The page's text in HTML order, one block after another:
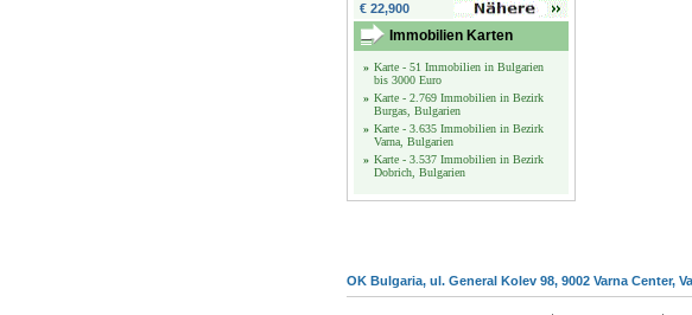
€ 22,900
Immobilien Karten
» Karte - 51 Immobilien in Bulgarien
bis 3000 Euro
» Karte - 2.769 Immobilien in Bezirk
Burgas, Bulgarien
» Karte - 3.635 Immobilien in Bezirk
Varna, Bulgarien
» Karte - 3.537 Immobilien in Bezirk
Dobrich, Bulgarien
OK Bulgaria, ul. General Kolev 98, 9002 Varna Center,